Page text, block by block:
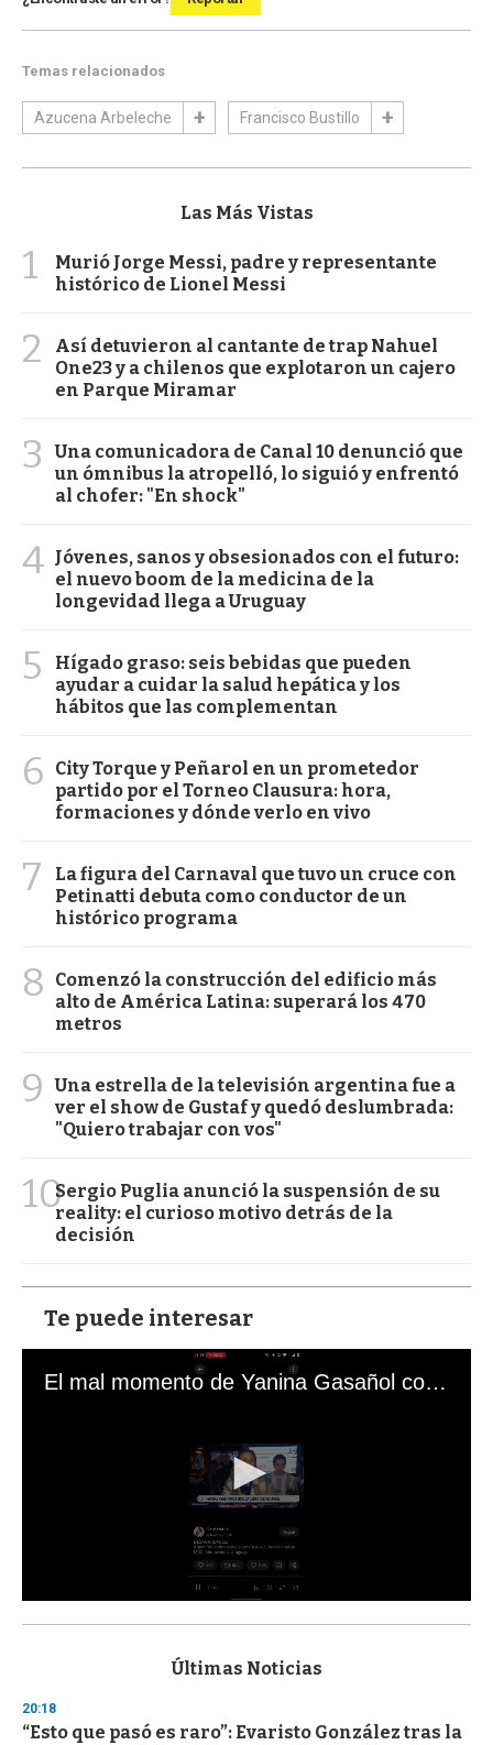
Temas relacionados
Azucena Arbeleche Francisco Bustillo
Las Más Vistas
1
Murió Jorge Messi, padre y representante
histórico de Lionel Messi
2
Así detuvieron al cantante de trap Nahuel
One23 y a chilenos que explotaron un cajero
en Parque Miramar
3
Una comunicadora de Canal 10 denunció que
un ómnibus la atropelló, lo siguió y enfrentó
al chofer: "En shock"
4 Jóvenes, sanos y obsesionados con el futuro:
el nuevo boom de la medicina de la
longevidad llega a Uruguay
5
Hígado graso: seis bebidas que pueden
ayudar a cuidar la salud hepática y los
hábitos que las complementan
6
City Torque y Peñarol en un prometedor
partido por el Torneo Clausura: hora,
formaciones y dónde verlo en vivo
7
La figura del Carnaval que tuvo un cruce con
Petinatti debuta como conductor de un
histórico programa
8
Comenzó la construcción del edificio más
alto de América Latina: superará los 470
metros
9
Una estrella de la televisión argentina fue a
ver el show de Gustaf y quedó deslumbrada:
"Quiero trabajar con vos"
10Sergio Puglia anunció la suspensión de su
reality: el curioso motivo detrás de la
decisión
Te puede interesar
El mal momento de Yanina Gasañol con un hincha argentino en "Subrayado"
s
d
s
Últimas Noticias
20:18
“Esto que pasó es raro”: Evaristo González tras la